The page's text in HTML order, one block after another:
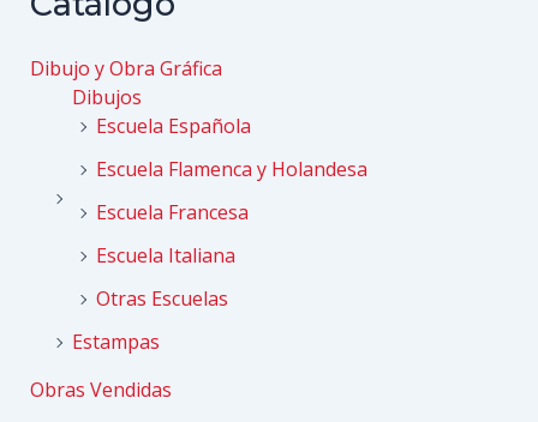
Dibujo y Obra Gráfica
Dibujos
Escuela Española
Escuela Flamenca y Holandesa
Escuela Francesa
Escuela Italiana
Otras Escuelas
Estampas
Obras Vendidas